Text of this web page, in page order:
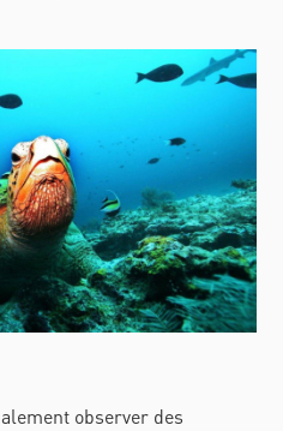
observer des